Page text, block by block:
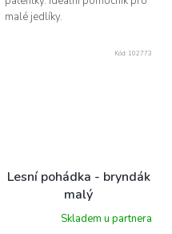
malé jedlíky.
Lesní pohádka - bryndák
malý
Skladem u partnera
Kód: 102773